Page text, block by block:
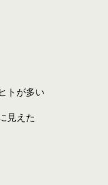
トが多い
見えた